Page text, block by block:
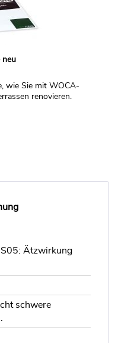
neu
wie Sie mit WOCA-
renovieren.
Ätzwirkung
schwere